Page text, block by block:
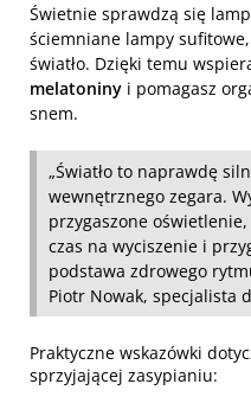
Świetnie sprawdzą się
ściemniane lampy
światło. Dzięki temu
melatoniny i pomagasz
snem.
„Światło to naprawdę
wewnętrznego zegara.
przygaszone oświetlenie,
czas na wyciszenie i
podstawa zdrowego
Piotr Nowak, specjalista
Praktyczne wskazówki
sprzyjającej zasypianiu: